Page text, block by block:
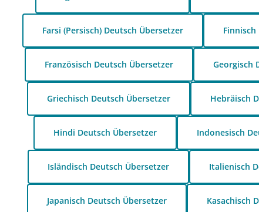
Farsi (Persisch) Deutsch Übersetzer
Französisch Deutsch Übersetzer Georgisch
Griechisch Deutsch Übersetzer Hebräisch
Hindi Deutsch Übersetzer Indonesisch
Isländisch Deutsch Übersetzer Italienisch
Japanisch Deutsch Übersetzer Kasachisch